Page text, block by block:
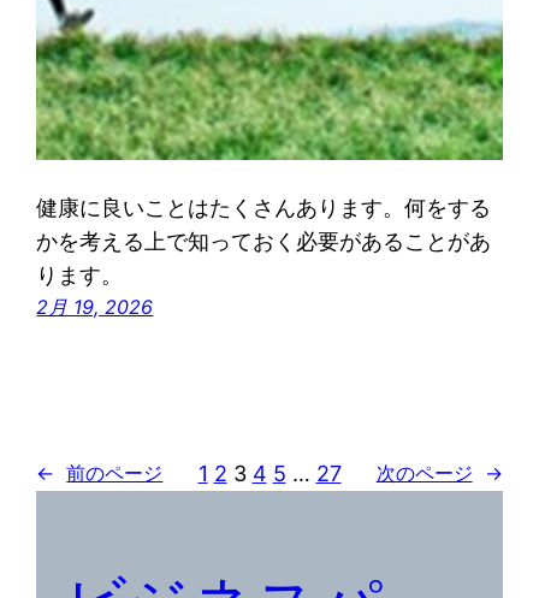
健康に良いことはたくさんあります。何をする
かを考える上で知っておく必要があることがあ
ります。
2月 19, 2026
← 前のページ 1 2 3 4 5 … 27 次のページ →